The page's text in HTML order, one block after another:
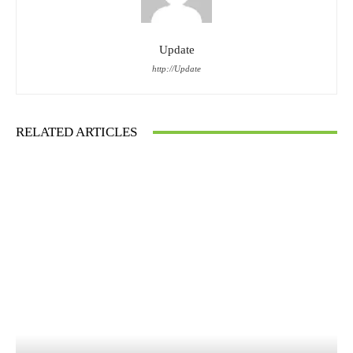
Update
http://Update
RELATED ARTICLES